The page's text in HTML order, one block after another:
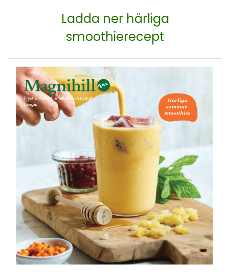
Ladda ner härliga
smoothierecept